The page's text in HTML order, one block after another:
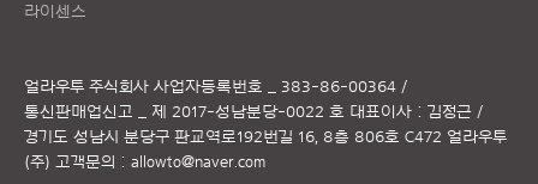
라이센스
얼라우투 주식회사 사업자등록번호 _ 383-86-00364 /
통신판매업신고 _ 제 2017-성남분당-0022 호 대표이사 : 김정근 /
경기도 성남시 분당구 판교역로192번길 16, 8층 806호 C472 얼라우투
(주) 고객문의 : allowto@naver.com